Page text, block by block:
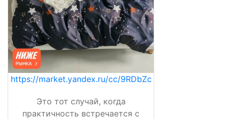
https://market.yandex.ru/cc/9RDbZc
Это тот случай, когда
практичность встречается с